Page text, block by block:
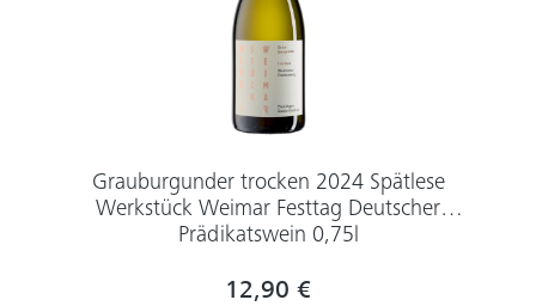
Grauburgunder trocken 2024 Spätlese
Werkstück Weimar Festtag Deutscher
Prädikatswein 0,75l
12,90 €